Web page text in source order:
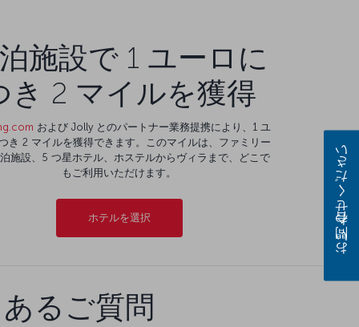
施設で 1 ユーロに
き 2 マイルを獲得
および Jolly とのパートナー業務提携により、1 ユ
き 2 マイルを獲得できます。このマイルは、ファミリー
施設、5 つ星ホテル、ホステルからヴィラまで、どこで
もご利用いただけます。
ホテルを選択
るご質問
お問い合わせください